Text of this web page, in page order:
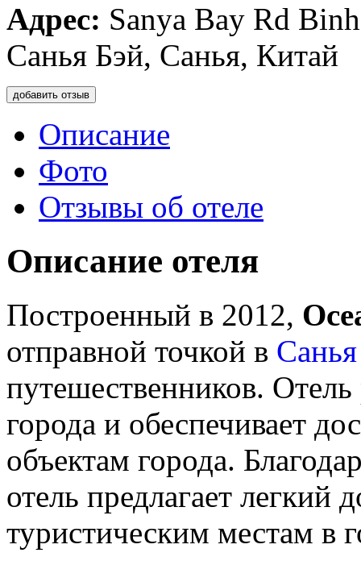
Адрес: Sanya Bay Rd
Санья Бэй, Санья, Китай
добавить отзыв
Описание
Фото
Отзывы об отеле
Описание отеля
Построенный в 2012,
отправной точкой в Санья
путешественников.
города и обеспечивает
объектам города.
отель предлагает легкий
туристическим местам в